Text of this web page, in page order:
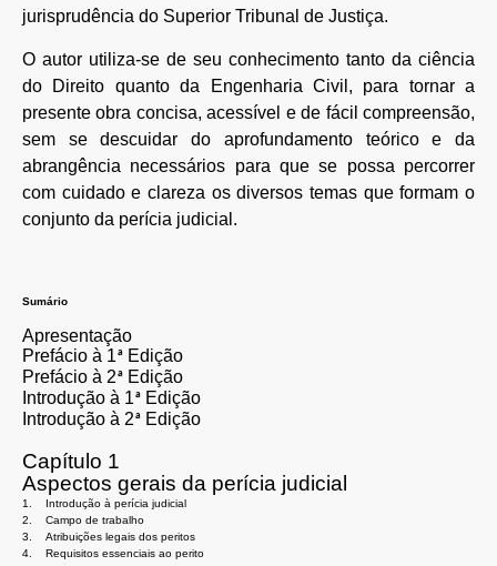
jurisprudência do Superior Tribunal de Justiça.
O autor utiliza-se de seu conhecimento tanto da ciência
do Direito quanto da Engenharia Civil, para tornar a
presente obra concisa, acessível e de fácil compreensão,
sem se descuidar do aprofundamento teórico e da
abrangência necessários para que se possa percorrer
com cuidado e clareza os diversos temas que formam o
conjunto da perícia judicial.
Sumário
Apresentação
Prefácio à 1ª Edição
Prefácio à 2ª Edição
Introdução à 1ª Edição
Introdução à 2ª Edição
Capítulo 1
Aspectos gerais da perícia judicial
1.
Introdução à perícia judicial
2.
Campo de trabalho
3.
Atribuições legais dos peritos
4.
Requisitos essenciais ao perito